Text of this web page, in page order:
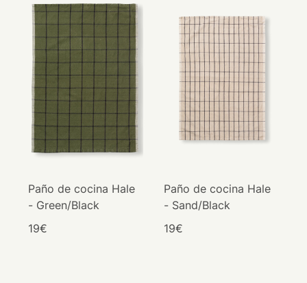
Paño de cocina Hale
- Green/Black
19€
Paño de cocina Hale
- Sand/Black
19€